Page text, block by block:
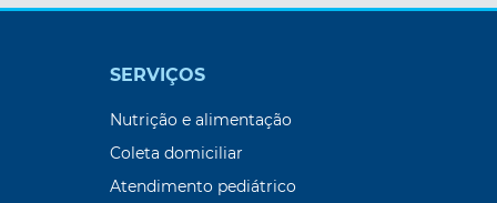
SERVIÇOS
Nutrição e alimentação
Coleta domiciliar
Atendimento pediátrico